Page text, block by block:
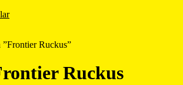
Ruckus”
Ruckus